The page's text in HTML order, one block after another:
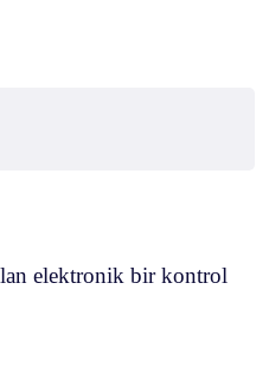
elektronik bir kontrol